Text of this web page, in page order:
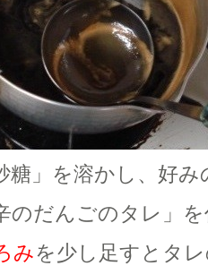
」を溶かし、好み
のだんごのタレ」
みを少し足すとタ